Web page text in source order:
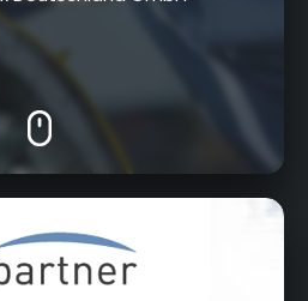
23, 95326 Kulmbach